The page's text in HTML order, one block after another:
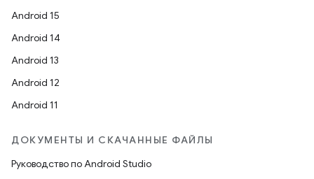
Android 15
Android 14
Android 13
Android 12
Android 11
ДОКУМЕНТЫ И СКАЧАННЫЕ ФАЙЛЫ
Руководство по Android Studio